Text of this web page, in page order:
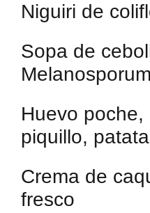
Niguiri de
Sopa de
Melanosporum
Huevo poche,
piquillo,
Crema de
fresco